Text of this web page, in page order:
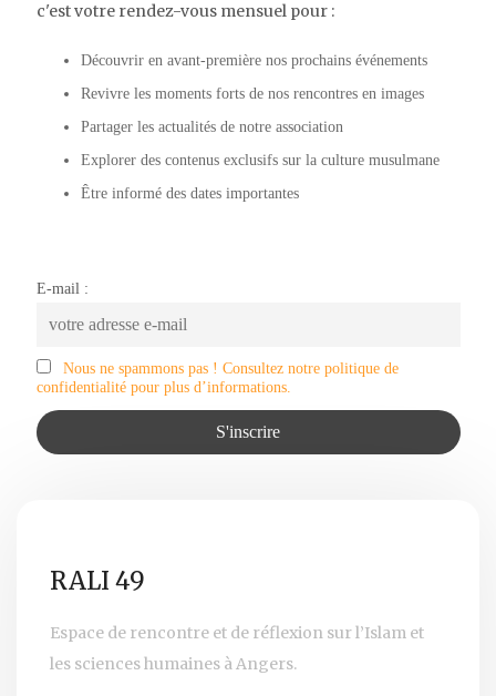
c'est votre rendez-vous mensuel pour :
Découvrir en avant-première nos prochains événements
Revivre les moments forts de nos rencontres en images
Partager les actualités de notre association
Explorer des contenus exclusifs sur la culture musulmane
Être informé des dates importantes
E-mail :
Nous ne spammons pas ! Consultez notre politique de
confidentialité pour plus d’informations.
RALI 49
Espace de rencontre et de réflexion sur l’Islam et
les sciences humaines à Angers.